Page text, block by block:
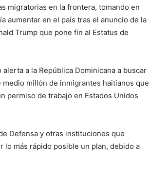
migratorias en la frontera, tomando en
aumentar en el país tras el anuncio de la
Trump que pone fin al Estatus de
a la República Dominicana a buscar
millón de inmigrantes haitianos que
permiso de trabajo en Estados Unidos
Defensa y otras instituciones que
lo más rápido posible un plan, debido a